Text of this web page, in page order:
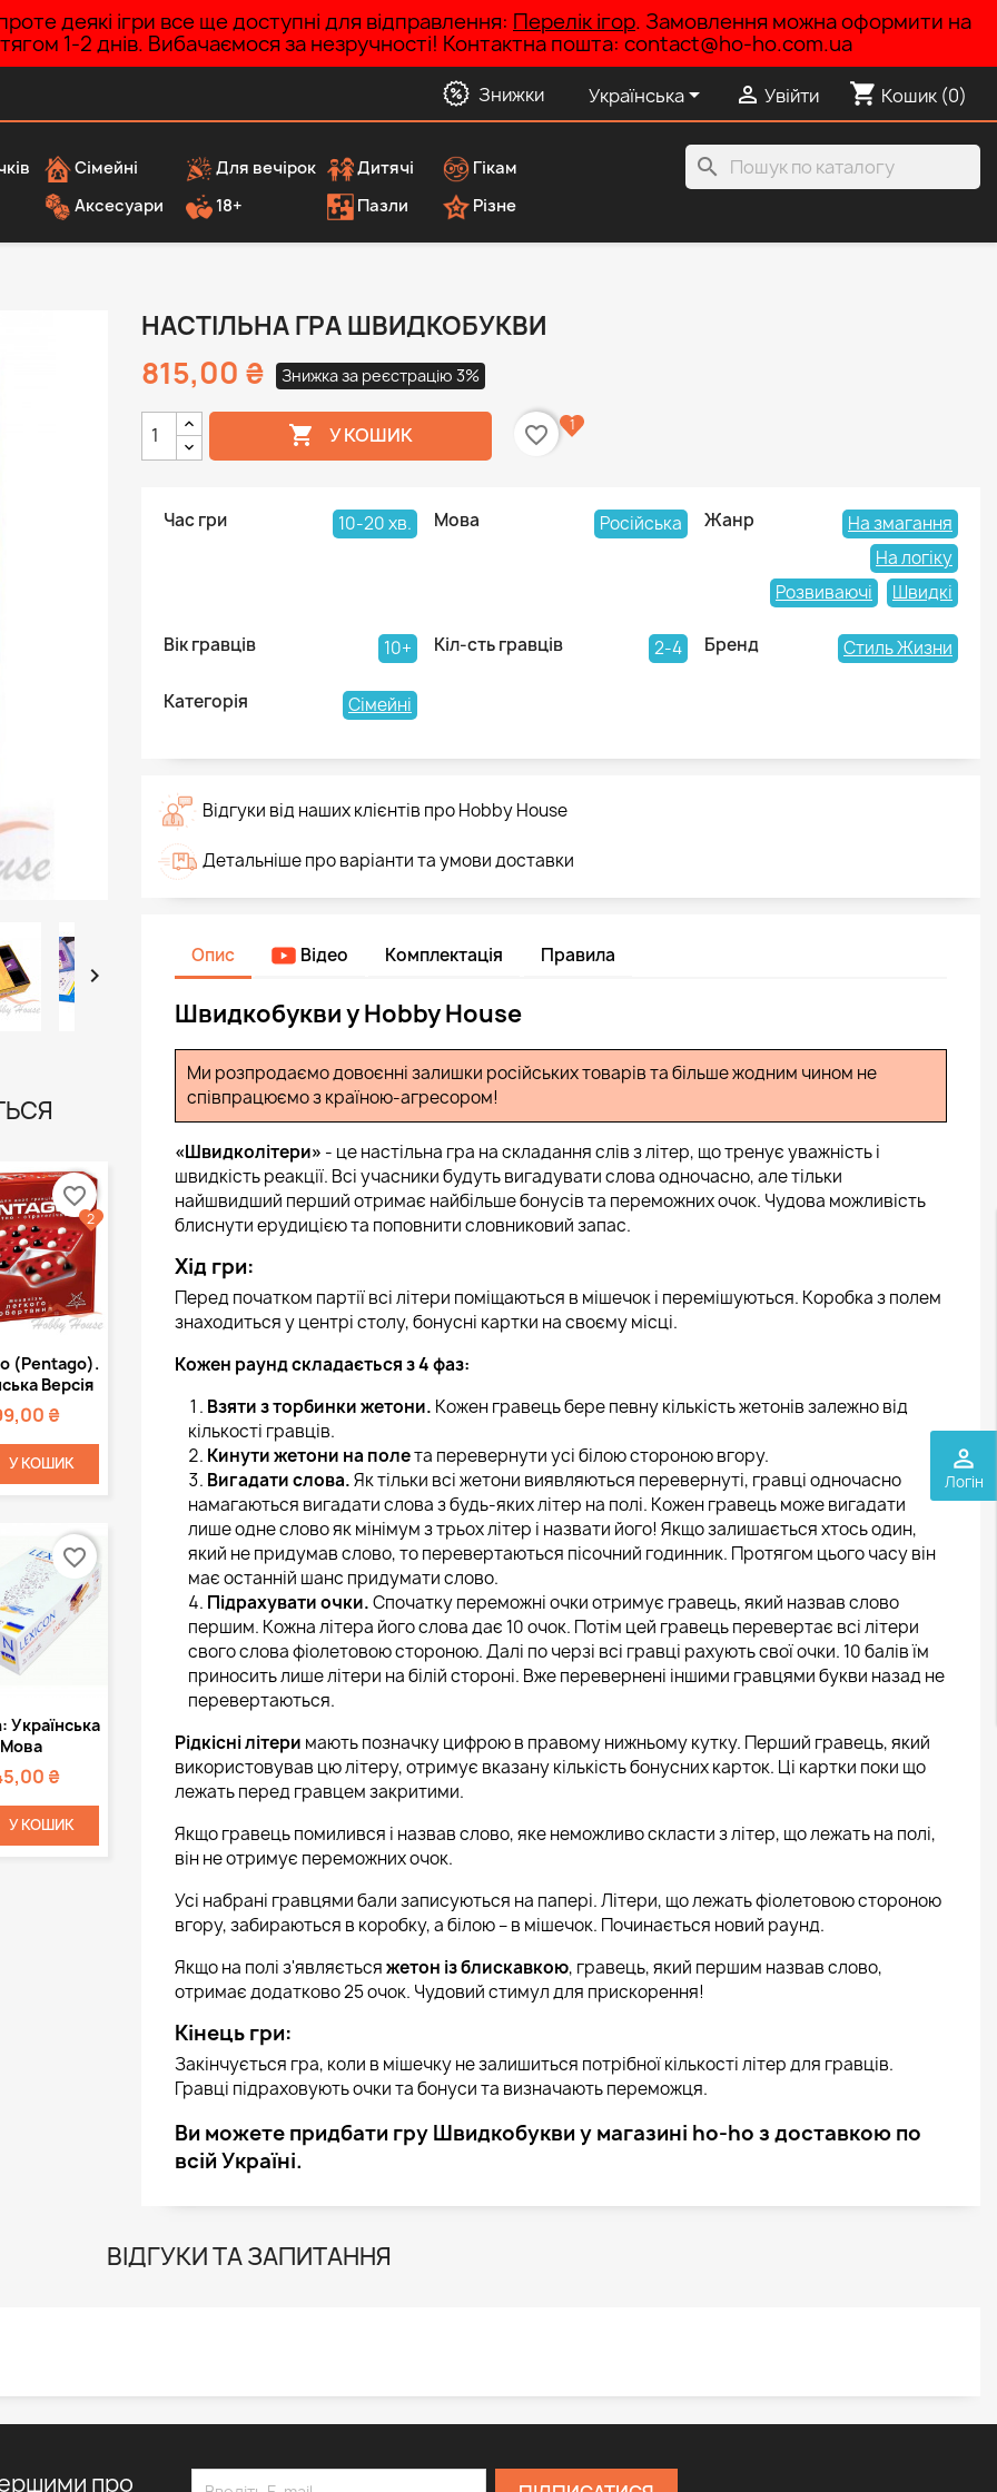
деякі ігри все ще доступні для відправлення: Перелік ігор. Замовлення можна оформити на
1-2 днів. Вибачаємося за незручності! Контактна пошта: contact@ho-ho.com.ua
Знижки Українська  Увійти shopping_cart Кошик (0)
Сімейні Для вечірок Дитячі
Гікам
Аксесуари
18+ Пазли Різне
search
perm_identity
Логін

(Pentago).
Версія
₴
У КОШИК
favorite_border
2
Українська
Мова
₴
У КОШИК
favorite_border
НАСТІЛЬНА ГРА ШВИДКОБУКВИ
815,00 ₴ Знижка за реєстрацію 3%
 У КОШИК favorite_border 1
Час гри 10-20 хв. Мова Російська Жанр
На змагання
На логіку
Розвиваючі
Швидкі
Вік гравців 10+ Кіл-сть гравців 2-4 Бренд Стиль Жизни
Категорія Сімейні
Відгуки від наших клієнтів про Hobby House
Детальніше про варіанти та умови доставки
Опис Відео Комплектація Правила
Швидкобукви у Hobby House
Ми розпродаємо довоєнні залишки російських товарів та більше жодним чином не
співпрацюємо з країною-агресором!
«Швидколітери» - це настільна гра на складання слів з літер, що тренує уважність і
швидкість реакції. Всі учасники будуть вигадувати слова одночасно, але тільки
найшвидший перший отримає найбільше бонусів та переможних очок. Чудова можливість
блиснути ерудицією та поповнити словниковий запас.
Хід гри:
Перед початком партії всі літери поміщаються в мішечок і перемішуються. Коробка з полем
знаходиться у центрі столу, бонусні картки на своєму місці.
Кожен раунд складається з 4 фаз:
Взяти з торбинки жетони. Кожен гравець бере певну кількість жетонів залежно від
кількості гравців.
Кинути жетони на полета перевернути усі білою стороною вгору.
Вигадати слова.Як тільки всі жетони виявляються перевернуті, гравці одночасно
намагаються вигадати слова з будь-яких літер на полі. Кожен гравець може вигадати
лише одне слово як мінімум з трьох літер і назвати його! Якщо залишається хтось один,
який не придумав слово, то перевертаються пісочний годинник. Протягом цього часу він
має останній шанс придумати слово.
Підрахувати очки.Спочатку переможні очки отримує гравець, який назвав слово
першим. Кожна літера його слова дає 10 очок. Потім цей гравець перевертає всі літери
свого слова фіолетовою стороною. Далі по черзі всі гравці рахують свої очки. 10 балів їм
приносить лише літери на білій стороні. Вже перевернені іншими гравцями букви назад не
перевертаються.
Рідкісні літери мають позначку цифрою в правому нижньому кутку. Перший гравець, який
використовував цю літеру, отримує вказану кількість бонусних карток. Ці картки поки що
лежать перед гравцем закритими.
Якщо гравець помилився і назвав слово, яке неможливо скласти з літер, що лежать на полі,
він не отримує переможних очок.
Усі набрані гравцями бали записуються на папері. Літери, що лежать фіолетовою стороною
вгору, забираються в коробку, а білою – в мішечок. Починається новий раунд.
Якщо на полі з'являєтьсяжетон із блискавкою, гравець, який першим назвав слово,
отримає додатково 25 очок. Чудовий стимул для прискорення!
Кінець гри:
Закінчується гра, коли в мішечку не залишиться потрібної кількості літер для гравців.
Гравці підраховують очки та бонуси та визначають переможця.
Ви можете придбати гру Швидкобукви у магазині ho-ho з доставкою по
всій Україні.
ВІДГУКИ ТА ЗАПИТАННЯ
про